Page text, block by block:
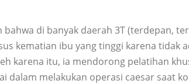
bahwa di banyak daerah 3T (terdepan,
kematian ibu yang tinggi karena tidak
karena itu, ia mendorong pelatihan
dalam melakukan operasi caesar saat